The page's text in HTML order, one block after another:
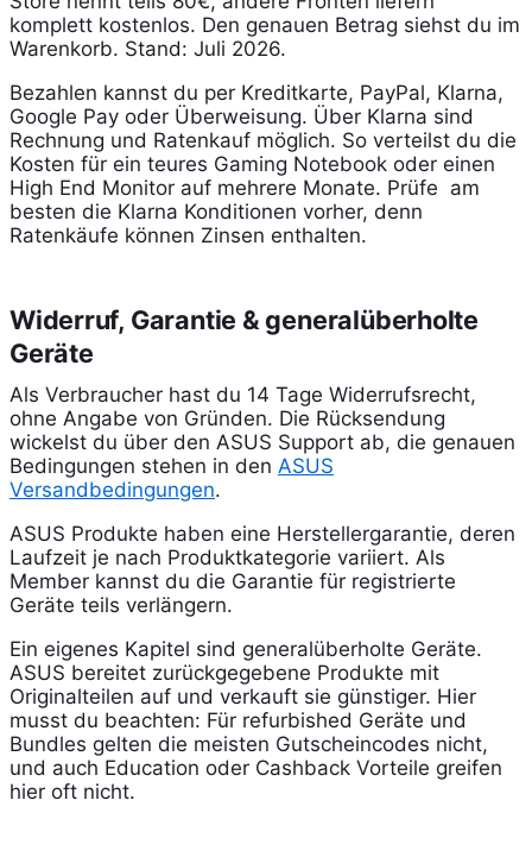
komplett kostenlos. Den genauen Betrag siehst du im
Warenkorb. Stand: Juli 2026.
Bezahlen kannst du per Kreditkarte, PayPal, Klarna,
Google Pay oder Überweisung. Über Klarna sind
Rechnung und Ratenkauf möglich. So verteilst du die
Kosten für ein teures Gaming Notebook oder einen
High End Monitor auf mehrere Monate. Prüfe am
besten die Klarna Konditionen vorher, denn
Ratenkäufe können Zinsen enthalten.
Widerruf, Garantie & generalüberholte
Geräte
Als Verbraucher hast du 14 Tage Widerrufsrecht,
ohne Angabe von Gründen. Die Rücksendung
wickelst du über den ASUS Support ab, die genauen
Bedingungen stehen in den ASUS
Versandbedingungen.
ASUS Produkte haben eine Herstellergarantie, deren
Laufzeit je nach Produktkategorie variiert. Als
Member kannst du die Garantie für registrierte
Geräte teils verlängern.
Ein eigenes Kapitel sind generalüberholte Geräte.
ASUS bereitet zurückgegebene Produkte mit
Originalteilen auf und verkauft sie günstiger. Hier
musst du beachten: Für refurbished Geräte und
Bundles gelten die meisten Gutscheincodes nicht,
und auch Education oder Cashback Vorteile greifen
hier oft nicht.